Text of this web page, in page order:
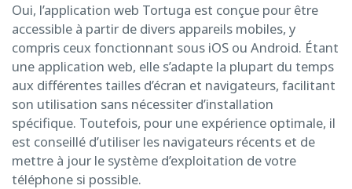
Oui, l’application web Tortuga est conçue pour être
accessible à partir de divers appareils mobiles, y
compris ceux fonctionnant sous iOS ou Android. Étant
une application web, elle s’adapte la plupart du temps
aux différentes tailles d’écran et navigateurs, facilitant
son utilisation sans nécessiter d’installation
spécifique. Toutefois, pour une expérience optimale, il
est conseillé d’utiliser les navigateurs récents et de
mettre à jour le système d’exploitation de votre
téléphone si possible.